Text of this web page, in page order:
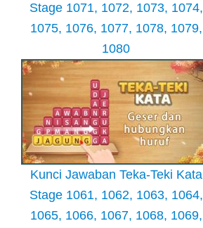
Stage 1071, 1072, 1073, 1074,
1075, 1076, 1077, 1078, 1079,
1080
Kunci Jawaban Teka-Teki Kata
Stage 1061, 1062, 1063, 1064,
1065, 1066, 1067, 1068, 1069,